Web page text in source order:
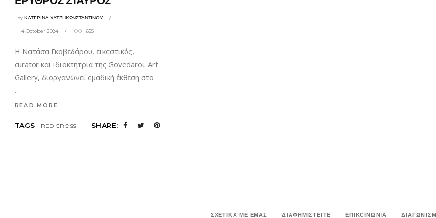
byΚΑΤΕΡΙΝΑ ΧΑΤΖΗΚΩΝΣΤΑΝΤΙΝΟΥ
4 October 2024 625
Η Νατάσα Γκοβεδάρου, εικαστικός,
curator και ιδιοκτήτρια της Govedarou Art
Gallery, διοργανώνει ομαδική έκθεση στο
READ MORE
TAGS: RED CROSS SHARE:
ΣΧΕΤΙΚΑ ΜΕ ΕΜΑΣ ΔΙΑΦΗΜΙΣΤΕΙΤΕ ΕΠΙΚΟΙΝΩΝΙΑ